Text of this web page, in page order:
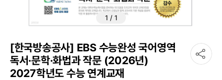
1 / 1
[한국방송공사] EBS 수능완성 국어영역
독서·문학·화법과 작문 (2026년)
2027학년도 수능 연계교재